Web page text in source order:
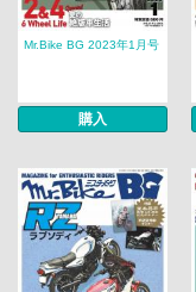
Mr.Bike BG 2023年1月号
購入